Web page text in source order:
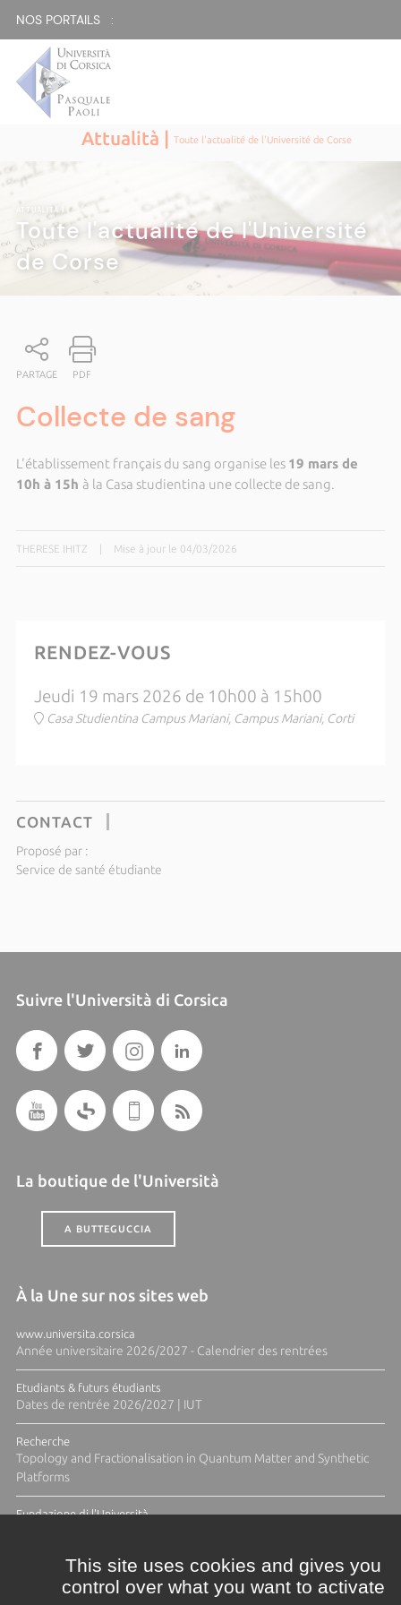
NOS PORTAILS :
Attualità |Toute l'actualité de l'Université de Corse
ATTUALITÀ|
Toute l'actualité de l'Université
de Corse
PARTAGE PDF
Collecte de sang
L'établissement français du sang organise les 19 mars de
10h à 15h à la Casa studientina une collecte de sang.
THERESE IHITZ Mise à jour le 04/03/2026
RENDEZ-VOUS
Jeudi 19 mars 2026 de 10h00 à 15h00
Casa Studientina Campus Mariani, Campus Mariani, Corti
CONTACT
Proposé par :
Service de santé étudiante
Suivre l'Università di Corsica
La boutique de l'Università
A BUTTEGUCCIA
À la Une sur nos sites web
www.universita.corsica
Année universitaire 2026/2027 - Calendrier des rentrées
Etudiants & futurs étudiants
Dates de rentrée 2026/2027 | IUT
Recherche
Topology and Fractionalisation in Quantum Matter and Synthetic
Platforms
Fundazione di l'Università
This site uses cookies and gives you
control over what you want to activate